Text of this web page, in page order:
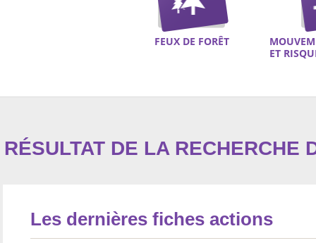
FEUX DE FORÊT
ET
RÉSULTAT DE LA RECHERCHE
Les dernières fiches actions